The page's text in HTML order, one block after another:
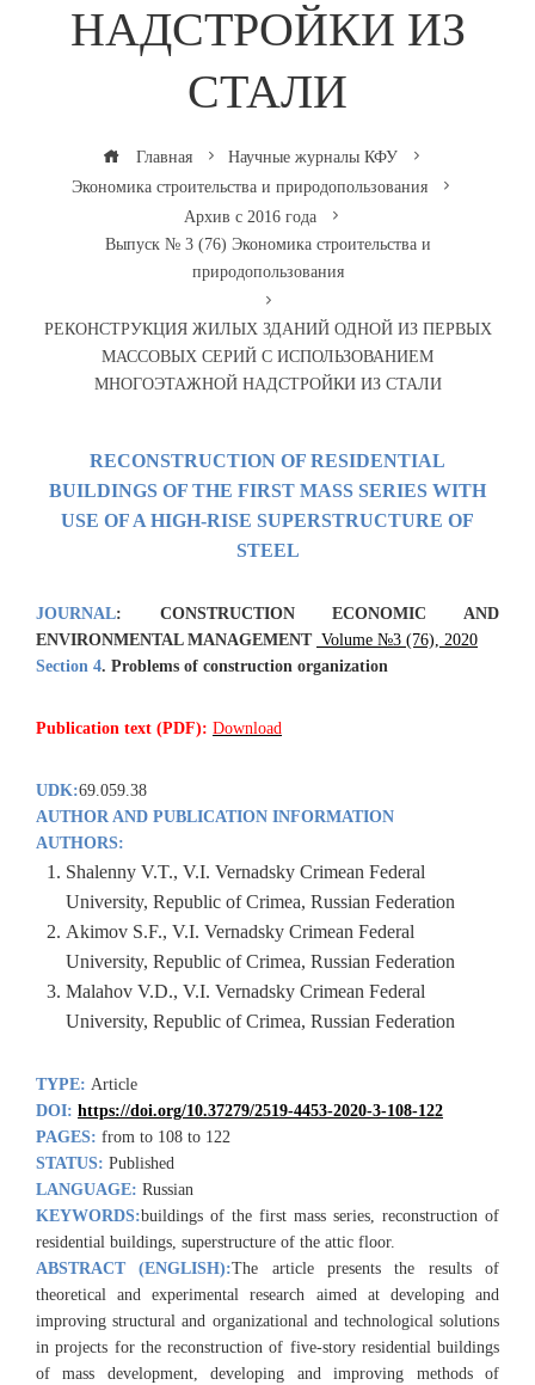
НАДСТРОЙКИ ИЗ
СТАЛИ
Главная
Научные журналы КФУ
Экономика строительства и природопользования
Архив с 2016 года
Выпуск № 3 (76) Экономика строительства и
природопользования
РЕКОНСТРУКЦИЯ ЖИЛЫХ ЗДАНИЙ ОДНОЙ ИЗ ПЕРВЫХ
МАССОВЫХ СЕРИЙ С ИСПОЛЬЗОВАНИЕМ
МНОГОЭТАЖНОЙ НАДСТРОЙКИ ИЗ СТАЛИ
RECONSTRUCTION OF RESIDENTIAL
BUILDINGS OF THE FIRST MASS SERIES WITH
USE OF A HIGH-RISE SUPERSTRUCTURE OF
STEEL
JOURNAL: CONSTRUCTION ECONOMIC AND
ENVIRONMENTAL MANAGEMENT Volume №3 (76), 2020
Section 4. Problems of construction organization
Publication text (PDF): Download
UDK:69.059.38
AUTHOR AND PUBLICATION INFORMATION
AUTHORS:
Shalenny V.T., V.I. Vernadsky Crimean Federal
University, Republic of Crimea, Russian Federation
Akimov S.F., V.I. Vernadsky Crimean Federal
University, Republic of Crimea, Russian Federation
Malahov V.D., V.I. Vernadsky Crimean Federal
University, Republic of Crimea, Russian Federation
TYPE: Article
DOI: https://doi.org/10.37279/2519-4453-2020-3-108-122
PAGES: from to 108 to 122
STATUS: Published
LANGUAGE: Russian
KEYWORDS:buildings of the first mass series, reconstruction of
residential buildings, superstructure of the attic floor.
ABSTRACT (ENGLISH):The article presents the results of
theoretical and experimental research aimed at developing and
improving structural and organizational and technological solutions
in projects for the reconstruction of five-story residential buildings
of mass development, developing and improving methods of